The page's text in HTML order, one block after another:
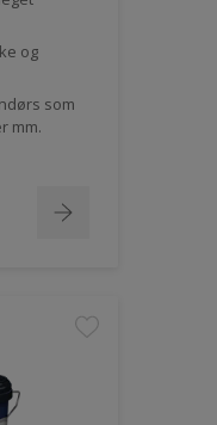
og
som
mm.